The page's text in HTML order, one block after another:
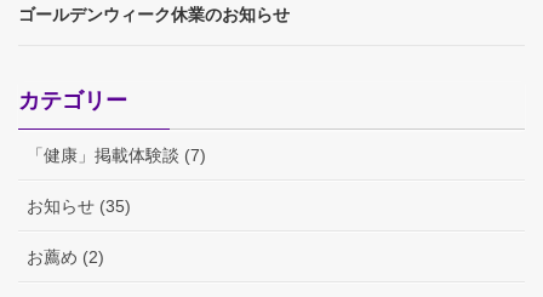
ゴールデンウィーク休業のお知らせ
カテゴリー
「健康」掲載体験談 (7)
お知らせ (35)
お薦め (2)